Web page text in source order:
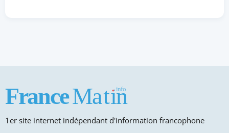
1er site internet indépendant d'information francophone